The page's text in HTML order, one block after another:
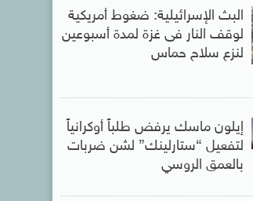
البث الإسرائيلية: ضغوط أمريكية
لوقف النار فى غزة لمدة أسبوعين
لنزع سلاح حماس
إيلون ماسك يرفض طلباً أوكرانياً
لتفعيل “ستارلينك” لشن ضربات
بالعمق الروسي